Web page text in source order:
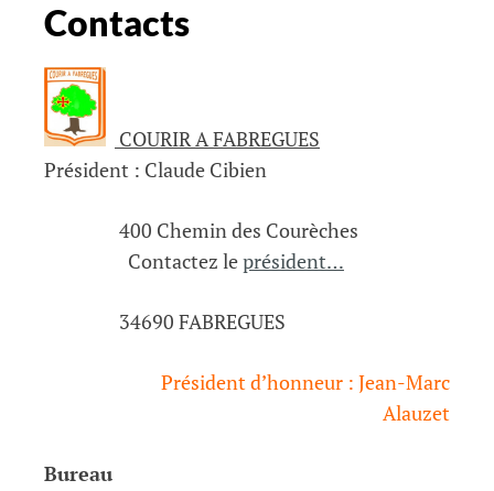
Contacts
COURIR A FABREGUES
Président : Claude Cibien
400 Chemin des Courèches
Contactez leprésident…
34690 FABREGUES
Président d’honneur : Jean-Marc
Alauzet
Bureau